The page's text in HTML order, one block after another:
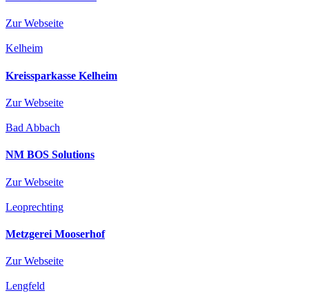
Zur Webseite
Kelheim
Kreissparkasse Kelheim
Zur Webseite
Bad Abbach
NM BOS Solutions
Zur Webseite
Leoprechting
Metzgerei Mooserhof
Zur Webseite
Lengfeld